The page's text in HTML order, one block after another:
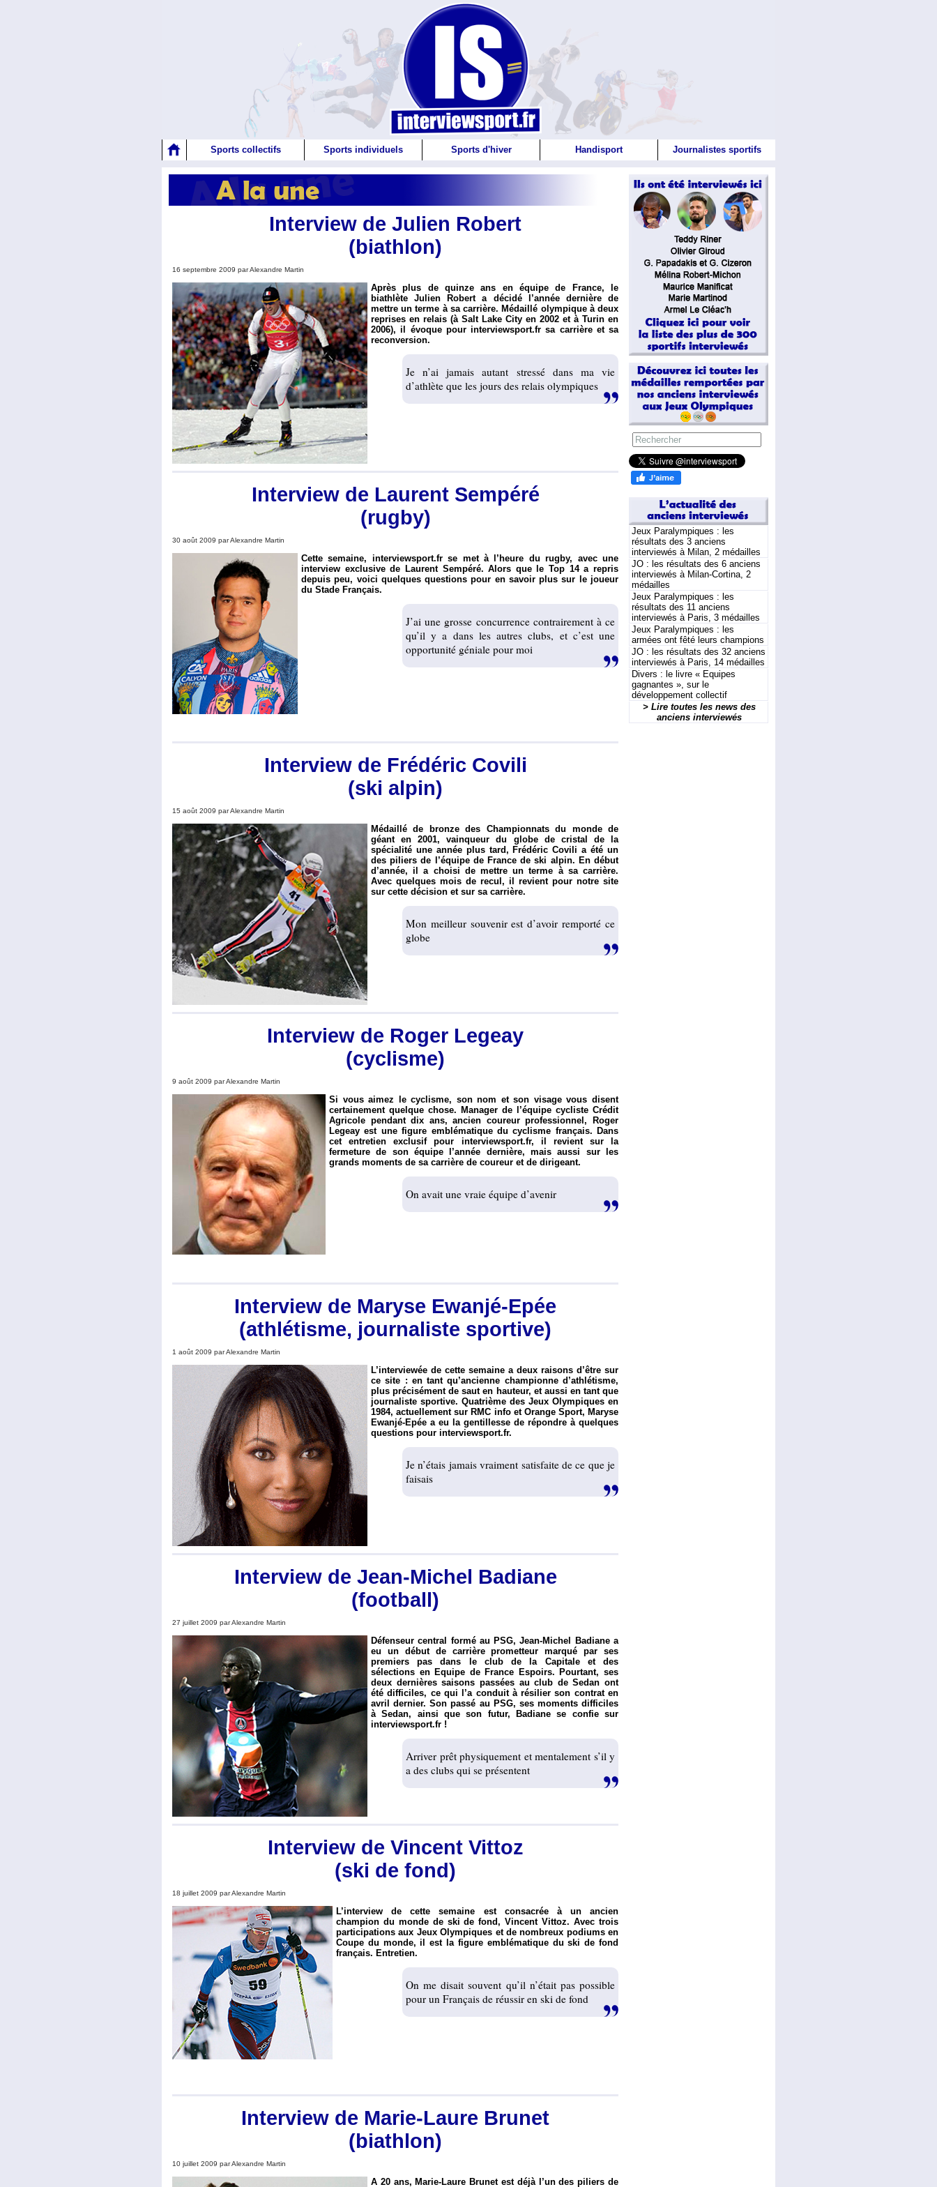
Sports collectifs Sports individuels Sports d'hiver Handisport Journalistes sportifs
Interview de Julien Robert
(biathlon)
16 septembre 2009 par Alexandre Martin
Après plus de quinze ans en équipe de France, le
biathlète Julien Robert a décidé l’année dernière de
mettre un terme à sa carrière. Médaillé olympique à deux
reprises en relais (à Salt Lake City en 2002 et à Turin en
2006), il évoque pour interviewsport.fr sa carrière et sa
reconversion.
Je n’ai jamais autant stressé dans ma vie
d’athlète que les jours des relais olympiques
Interview de Laurent Sempéré
(rugby)
30 août 2009 par Alexandre Martin
Cette semaine, interviewsport.fr se met à l’heure du rugby, avec une
interview exclusive de Laurent Sempéré. Alors que le Top 14 a repris
depuis peu, voici quelques questions pour en savoir plus sur le joueur
du Stade Français.
J’ai une grosse concurrence contrairement à ce
qu’il y a dans les autres clubs, et c’est une
opportunité géniale pour moi
Interview de Frédéric Covili
(ski alpin)
15 août 2009 par Alexandre Martin
Médaillé de bronze des Championnats du monde de
géant en 2001, vainqueur du globe de cristal de la
spécialité une année plus tard, Frédéric Covili a été un
des piliers de l’équipe de France de ski alpin. En début
d’année, il a choisi de mettre un terme à sa carrière.
Avec quelques mois de recul, il revient pour notre site
sur cette décision et sur sa carrière.
Mon meilleur souvenir est d’avoir remporté ce
globe
Interview de Roger Legeay
(cyclisme)
9 août 2009 par Alexandre Martin
Si vous aimez le cyclisme, son nom et son visage vous disent
certainement quelque chose. Manager de l’équipe cycliste Crédit
Agricole pendant dix ans, ancien coureur professionnel, Roger
Legeay est une figure emblématique du cyclisme français. Dans
cet entretien exclusif pour interviewsport.fr, il revient sur la
fermeture de son équipe l’année dernière, mais aussi sur les
grands moments de sa carrière de coureur et de dirigeant.
On avait une vraie équipe d’avenir
Interview de Maryse Ewanjé-Epée
(athlétisme, journaliste sportive)
1 août 2009 par Alexandre Martin
L’interviewée de cette semaine a deux raisons d’être sur
ce site : en tant qu’ancienne championne d’athlétisme,
plus précisément de saut en hauteur, et aussi en tant que
journaliste sportive. Quatrième des Jeux Olympiques en
1984, actuellement sur RMC info et Orange Sport, Maryse
Ewanjé-Epée a eu la gentillesse de répondre à quelques
questions pour interviewsport.fr.
Je n’étais jamais vraiment satisfaite de ce que je
faisais
Interview de Jean-Michel Badiane
(football)
27 juillet 2009 par Alexandre Martin
Défenseur central formé au PSG, Jean-Michel Badiane a
eu un début de carrière prometteur marqué par ses
premiers pas dans le club de la Capitale et des
sélections en Equipe de France Espoirs. Pourtant, ses
deux dernières saisons passées au club de Sedan ont
été difficiles, ce qui l’a conduit à résilier son contrat en
avril dernier. Son passé au PSG, ses moments difficiles
à Sedan, ainsi que son futur, Badiane se confie sur
interviewsport.fr !
Arriver prêt physiquement et mentalement s’il y
a des clubs qui se présentent
Interview de Vincent Vittoz
(ski de fond)
18 juillet 2009 par Alexandre Martin
L’interview de cette semaine est consacrée à un ancien
champion du monde de ski de fond, Vincent Vittoz. Avec trois
participations aux Jeux Olympiques et de nombreux podiums en
Coupe du monde, il est la figure emblématique du ski de fond
français. Entretien.
On me disait souvent qu’il n’était pas possible
pour un Français de réussir en ski de fond
Interview de Marie-Laure Brunet
(biathlon)
10 juillet 2009 par Alexandre Martin
A 20 ans, Marie-Laure Brunet est déjà l’un des piliers de
Jeux Paralympiques : les
résultats des 3 anciens
interviewés à Milan, 2 médailles
JO : les résultats des 6 anciens
interviewés à Milan-Cortina, 2
médailles
Jeux Paralympiques : les
résultats des 11 anciens
interviewés à Paris, 3 médailles
Jeux Paralympiques : les
armées ont fêté leurs champions
JO : les résultats des 32 anciens
interviewés à Paris, 14 médailles
Divers : le livre « Equipes
gagnantes », sur le
développement collectif
> Lire toutes les news des
anciens interviewés